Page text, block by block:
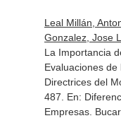
Leal Millán,
Gonzalez, Jose
La Importancia
Evaluaciones
Directrices del
487. En:
Empresas.